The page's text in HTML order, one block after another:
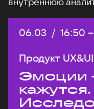
Дата:
06.03 / 16:50 –
Продукт UX&UI
Эмоции
кажутся.